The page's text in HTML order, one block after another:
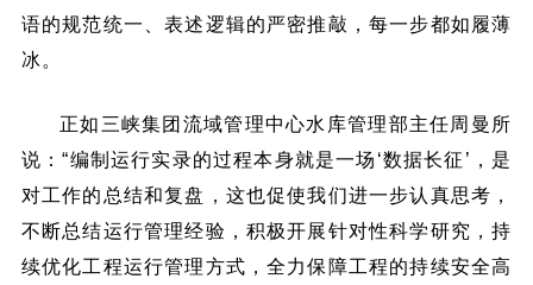
语的规范统一、表述逻辑的严密推敲，每一步都如履薄
冰。
正如三峡集团流域管理中心水库管理部主任周曼所
说：“编制运行实录的过程本身就是一场‘数据长征’，是
对工作的总结和复盘，这也促使我们进一步认真思考，
不断总结运行管理经验，积极开展针对性科学研究，持
续优化工程运行管理方式，全力保障工程的持续安全高